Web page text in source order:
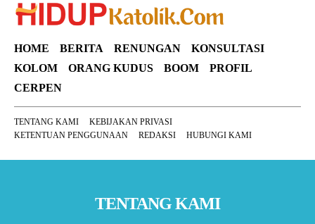
HOME BERITA RENUNGAN
KONSULTASI
KOLOM
ORANG KUDUS BOOM
PROFIL
CERPEN
TENTANG KAMI
KEBIJAKAN PRIVASI
KETENTUAN PENGGUNAAN
REDAKSI HUBUNGI KAMI
TENTANG KAMI